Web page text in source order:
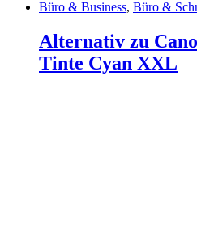
Büro & Business, Büro &
Alternativ zu
Tinte Cyan XXL